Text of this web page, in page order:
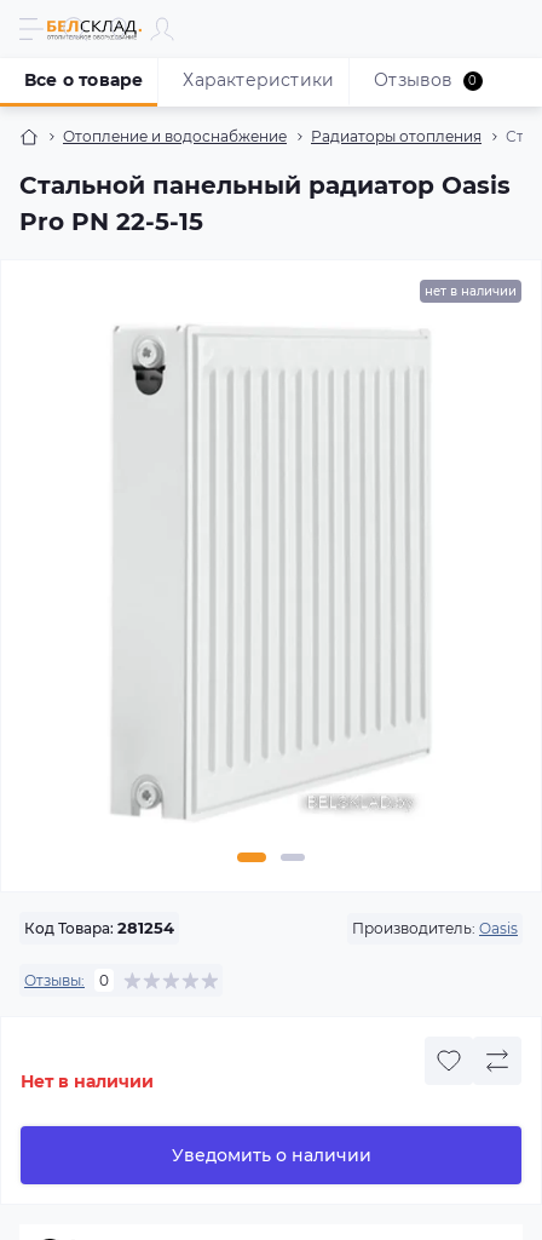
Отопление и водоснабжение Радиаторы отопления
Стальной панельный радиатор Oasis
Pro PN 22-5-15
Все о товаре Характеристики Отзывов 0
нет в наличии
Код Товара: 281254 Производитель: Oasis
Отзывы: 0
Нет в наличии
Уведомить о наличии